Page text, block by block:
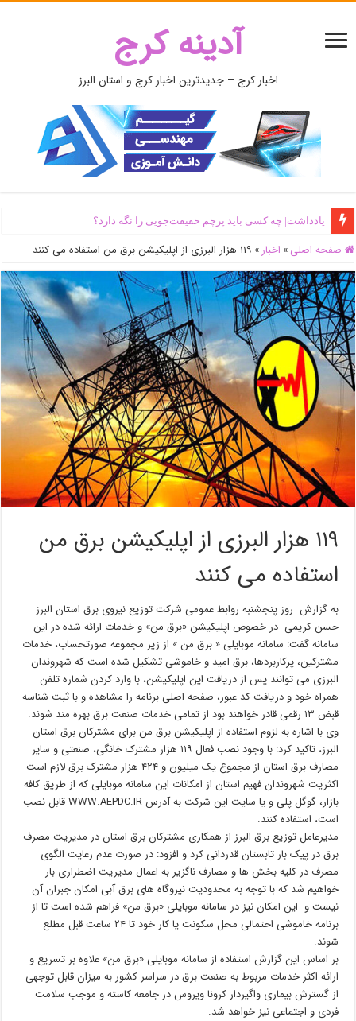
آدینه کرج
اخبار کرج – جدیدترین اخبار کرج و استان البرز
یادداشت| ‌چه کسی باید پرچم حقیقت‌جویی را نگه دارد؟
صفحه اصلی » اخبار » ۱۱۹ هزار البرزی از اپلیکیشن برق من استفاده می کنند
۱۱۹ هزار البرزی از اپلیکیشن برق من
استفاده می کنند
به گزارش روز پنجشنبه روابط عمومی شرکت توزیع نیروی برق استان البرز
حسن کریمی در خصوص اپلیکیشن «برق من» و خدمات ارائه شده در این
سامانه گفت: سامانه موبایلی « برق من » از زیر مجموعه صورتحساب، خدمات
مشترکین، پرکاربردها، برق امید و خاموشی تشکیل شده است که شهروندان
البرزی می توانند پس از دریافت این اپلیکیشن، با وارد کردن شماره تلفن
همراه خود و دریافت کد عبور، صفحه اصلی برنامه را مشاهده و با ثبت شناسه
قبض ۱۳ رقمی قادر خواهند بود از تمامی خدمات صنعت برق بهره مند شوند.
وی با اشاره به لزوم استفاده از اپلیکیشن برق من برای مشترکان برق استان
البرز، تاکید کرد: با وجود نصب فعال ۱۱۹ هزار مشترک خانگی، صنعتی و سایر
مصارف برق استان از مجموع یک میلیون و ۴۲۴ هزار مشترک برق لازم است
اکثریت شهروندان فهیم استان از امکانات این سامانه موبایلی که از طریق کافه
بازار، گوگل پلی و یا سایت این شرکت به آدرس WWW.AEPDC.IR قابل نصب
است، استفاده کنند.
مدیرعامل توزیع برق البرز از همکاری مشترکان برق استان در مدیریت مصرف
برق در پیک بار تابستان قدردانی کرد و افزود: در صورت عدم رعایت الگوی
مصرف در کلیه بخش ها و مصارف ناگزیر به اعمال مدیریت اضطراری بار
خواهیم شد که با توجه به محدودیت نیروگاه های برق آبی امکان جبران آن
نیست و این امکان نیز در سامانه موبایلی «برق من» فراهم شده است تا از
برنامه خاموشی احتمالی محل سکونت یا کار خود تا ۲۴ ساعت قبل مطلع
شوند.
بر اساس این گزارش استفاده از سامانه موبایلی «برق من» علاوه بر تسریع و
ارائه اکثر خدمات مربوط به صنعت برق در سراسر کشور به میزان قابل توجهی
از گسترش بیماری واگیردار کرونا ویروس در جامعه کاسته و موجب سلامت
فردی و اجتماعی نیز خواهد شد.